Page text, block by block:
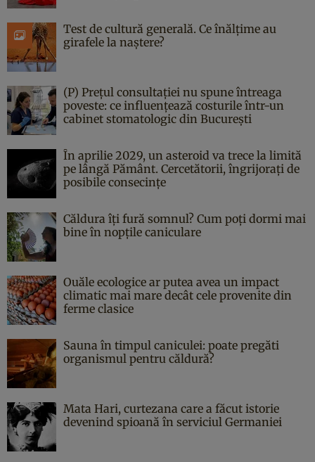
Test de cultură generală. Ce înălțime au
girafele la naștere?
(P) Prețul consultației nu spune întreaga
poveste: ce influențează costurile într-un
cabinet stomatologic din București
În aprilie 2029, un asteroid va trece la limită
pe lângă Pământ. Cercetătorii, îngrijorați de
posibile consecințe
Căldura îți fură somnul? Cum poți dormi mai
bine în nopțile caniculare
Ouăle ecologice ar putea avea un impact
climatic mai mare decât cele provenite din
ferme clasice
Sauna în timpul caniculei: poate pregăti
organismul pentru căldură?
Mata Hari, curtezana care a făcut istorie
devenind spioană în serviciul Germaniei